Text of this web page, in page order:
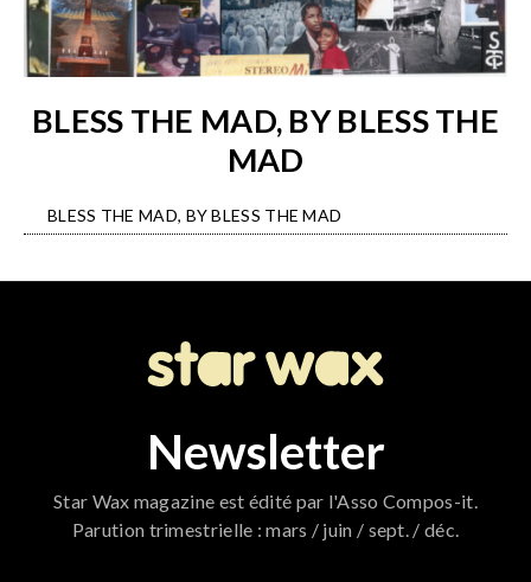
BLESS THE MAD, BY BLESS THE
MAD
BLESS THE MAD, BY BLESS THE MAD
Newsletter
Star Wax magazine est édité par l'Asso Compos-it.
Parution trimestrielle : mars / juin / sept. / déc.